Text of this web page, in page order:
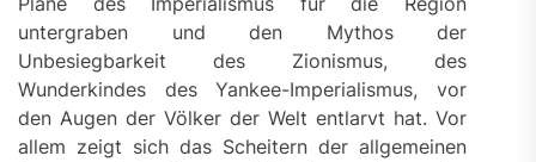
untergraben und den Mythos der
Unbesiegbarkeit des Zionismus, des
Wunderkindes des Yankee-Imperialismus, vor
den Augen der Völker der Welt entlarvt hat. Vor
allem zeigt sich das Scheitern der allgemeinen